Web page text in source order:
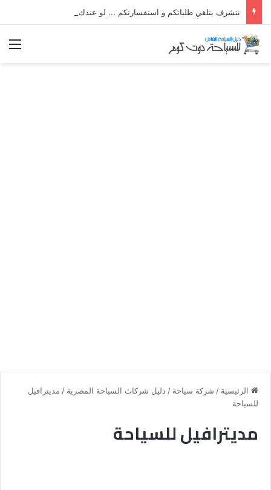
الرئيسية / شركة سياحة / دليل شركات السياحة المصرية / مديترافيل
للسياحة
مديترافيل للسياحة